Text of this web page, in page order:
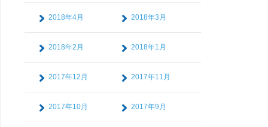
2018年4月 2018年3月
2018年2月 2018年1月
2017年12月 2017年11月
2017年10月 2017年9月